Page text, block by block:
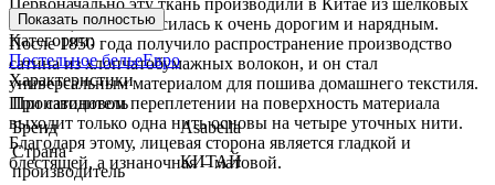
Первоначально эту ткань производили в Китае из шелковых
волокон, и она относилась к очень дорогим и нарядным.
После 1850 года получило распространение производство
сатина из хлопчатобумажных волокон, и он стал
универсальным материалом для пошива домашнего текстиля.
При сатиновом переплетении на поверхность материала
выходит только одна нить основы на четыре уточных нити.
Благодаря этому, лицевая сторона является гладкой и
блестящей, а изнаночная – матовой.
Показать полностью
Категории:
Постельное бельеЕвро
Характеристики
Производитель
Бренд
Asabella
Страна
производитель
КИТАЙ